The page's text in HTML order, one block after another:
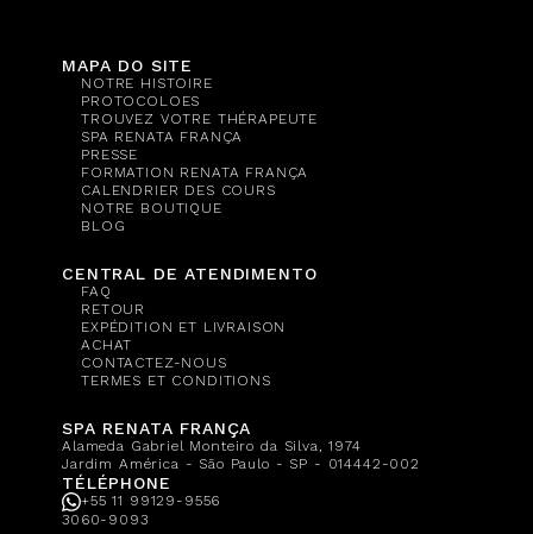
MAPA DO SITE
NOTRE HISTOIRE
PROTOCOLOES
TROUVEZ VOTRE THÉRAPEUTE
SPA RENATA FRANÇA
PRESSE
FORMATION RENATA FRANÇA
CALENDRIER DES COURS
NOTRE BOUTIQUE
BLOG
CENTRAL DE ATENDIMENTO
FAQ
RETOUR
EXPÉDITION ET LIVRAISON
ACHAT
CONTACTEZ-NOUS
TERMES ET CONDITIONS
SPA RENATA FRANÇA
Alameda Gabriel Monteiro da Silva, 1974
Jardim América - São Paulo - SP - 014442-002
TÉLÉPHONE
+55 11 99129-9556
3060-9093